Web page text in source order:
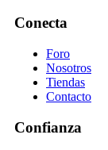
Conecta
Foro
Nosotros
Tiendas
Contacto
Confianza